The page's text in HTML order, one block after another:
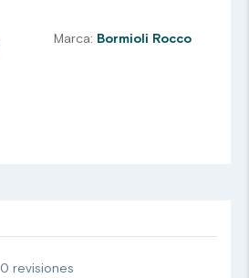
Marca: Bormioli Rocco
0 revisiones